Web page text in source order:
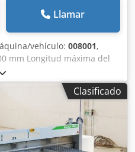
Llamar
vehículo: 008001,
mm Longitud máxima del
de la hoja de sierra
Alief Número de
Clasificado